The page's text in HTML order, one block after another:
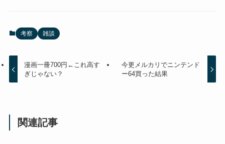
考察 雑談
漫画一冊700円←これ高す
ぎじゃない？
今更メルカリでニンテンド
ー64買った結果
関連記事